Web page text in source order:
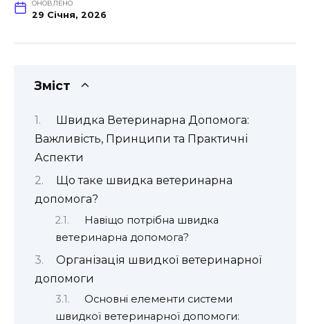
ОНОВЛЕНО
29 Січня, 2026
Зміст
Швидка Ветеринарна Допомога:
Важливість, Принципи та Практичні
Аспекти
Що таке швидка ветеринарна
допомога?
Навіщо потрібна швидка
ветеринарна допомога?
Організація швидкої ветеринарної
допомоги
Основні елементи системи
швидкої ветеринарної допомоги: